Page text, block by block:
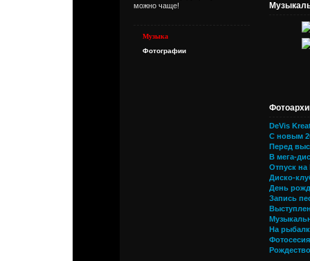
можно чаще!
Музыка
Фотографии
DeVis
С новым
Перед
В мега-
Отпуск на
Диско-
День
Запись
На